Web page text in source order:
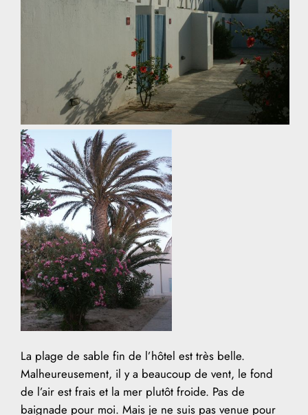
La plage de sable fin de l’hôtel est très belle.
Malheureusement, il y a beaucoup de vent, le fond
de l’air est frais et la mer plutôt froide. Pas de
baignade pour moi. Mais je ne suis pas venue pour